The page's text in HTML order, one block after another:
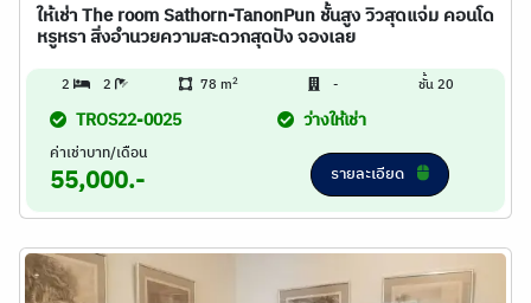
ให้เช่า The room Sathorn-TanonPun ชั้นสูง วิวสุดแจ่ม คอนโด
หรูหรา สิ่งอำนวยความสะดวกสุดปัง จองเลย
2 2 78 m2 - ชั้น 20
TROS22-0025 ว่างให้เช่า
ค่าเช่าบาท/เดือน
55,000.- รายละเอียด